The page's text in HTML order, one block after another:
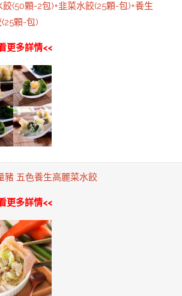
餃(50顆-2包)+韭菜水餃(25顆-包)+養生
顆-包)
更多詳情<<
豬 五色養生高麗菜水餃
更多詳情<<